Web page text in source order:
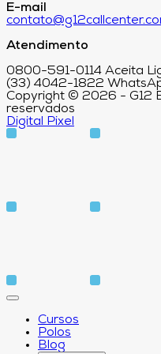
E-mail
Atendimento
0800-591-0114 Aceita
(33) 4042-1822
Copyright © 2026 - G12
reservados
Digital Pixel
Cursos
Polos
Blog